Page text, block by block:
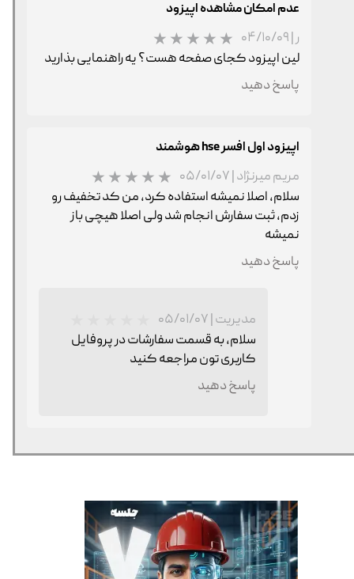
عدم امکان مشاهده اپیزود
ر ۰۴/۱۰/۰۹
لین اپیزود کجای صفحه هست؟ یه راهنمایی بذارید
پاسخ دهید
اپیزود اول افسر hse هوشمند
مریم میرنژاد ۰۵/۰۱/۰۷
سلام، اصلا نمیشه استفاده کرد، من کد تخفیف رو
زدم، ثبت سفارش انجام شد ولی اصلا هیچی باز
نمیشه
پاسخ دهید
مدیریت ۰۵/۰۱/۰۷
سلام، به قسمت سفارشات در پروفایل
کاربری تون مراجعه کنید
پاسخ دهید